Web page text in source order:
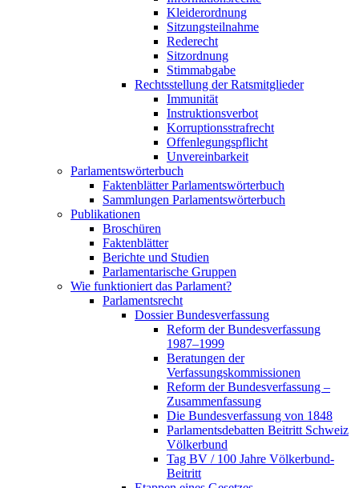
Kleiderordnung
Sitzungsteilnahme
Rederecht
Sitzordnung
Stimmabgabe
Rechtsstellung der Ratsmitglieder
Immunität
Instruktionsverbot
Korruptionsstrafrecht
Offenlegungspflicht
Unvereinbarkeit
Parlamentswörterbuch
Faktenblätter Parlamentswörterbuch
Sammlungen Parlamentswörterbuch
Publikationen
Broschüren
Faktenblätter
Berichte und Studien
Parlamentarische Gruppen
Wie funktioniert das Parlament?
Parlamentsrecht
Dossier Bundesverfassung
Reform der Bundesverfassung
1987–1999
Beratungen der
Verfassungskommissionen
Reform der Bundesverfassung –
Zusammenfassung
Die Bundesverfassung von 1848
Parlamentsdebatten Beitritt Schweiz
Völkerbund
Tag BV / 100 Jahre Völkerbund-
Beitritt